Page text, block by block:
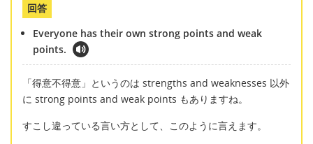
回答
Everyone has their own strong points and weak
points.
「得意不得意」というのは strengths and weaknesses 以外
に strong points and weak points もありますね。
すこし違っている言い方として、このように言えます。